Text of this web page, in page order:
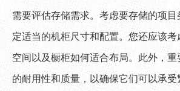
需要评估存储需求。考虑要存储的项
定适当的机柜尺寸和配置。您还应该考
空间以及橱柜如何适合布局。此外，
的耐用性和质量，以确保它们可以承